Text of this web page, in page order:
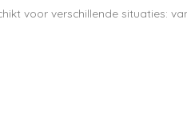
voor verschillende situaties: